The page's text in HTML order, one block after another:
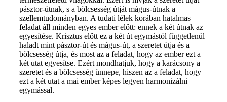
pásztor-útnak, s a bölcsesség útját mágus-útnak a
szellemtudományban. A tudati lélek korában hatalmas
feladat áll minden egyes ember előtt: ennek a két útnak az
egyesítése. Krisztus előtt ez a két út egymástól függetlenül
haladt mint pásztor-út és mágus-út, a szeretet útja és a
bölcsesség útja, és most az a feladat, hogy az ember ezt a
két utat egyesítse. Ezért mondhatjuk, hogy a karácsony a
szeretet és a bölcsesség ünnepe, hiszen az a feladat, hogy
ezt a két utat a mai ember képes legyen harmonizálni
egymással.